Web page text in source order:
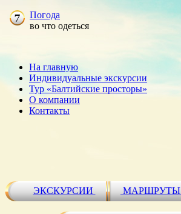
Погода
во что одеться
На главную
Индивидуальные экскурсии
Тур «Балтийские просторы»
О компании
Контакты
ЭКСКУРСИИ МАРШРУТЫ